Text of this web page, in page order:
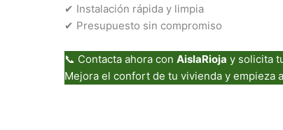
✔ Instalación rápida y limpia
✔ Presupuesto sin compromiso
📞 Contacta ahora con AislaRioja y solicita
Mejora el confort de tu vivienda y empieza